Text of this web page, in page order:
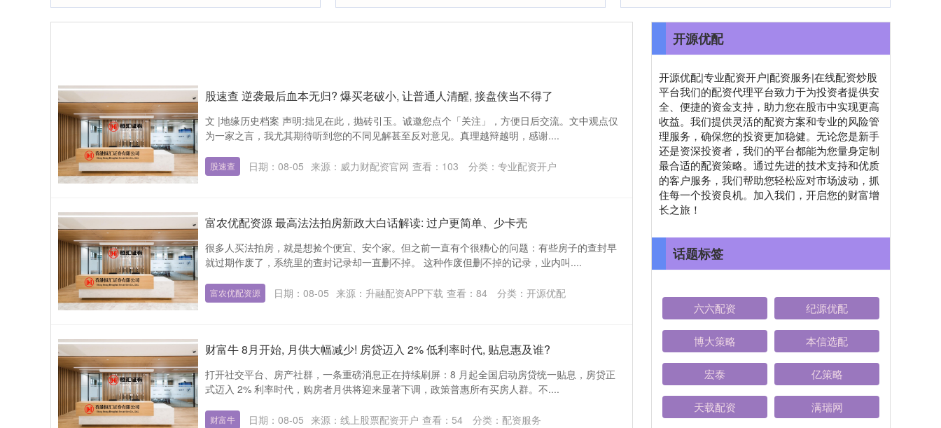
股速查 逆袭最后血本无归? 爆买老破小, 让普通人清醒, 接盘侠当不得了
文 |地缘历史档案 声明:拙见在此，抛砖引玉。诚邀您点个「关注」，方便日后交流。文中观点仅
为一家之言，我尤其期待听到您的不同见解甚至反对意见。真理越辩越明，感谢....
股速查 日期：08-05 来源：威力财配资官网 查看： 103 分类： 专业配资开户
富农优配资源 最高法法拍房新政大白话解读: 过户更简单、少卡壳
很多人买法拍房，就是想捡个便宜、安个家。但之前一直有个很糟心的问题：有些房子的查封早
就过期作废了，系统里的查封记录却一直删不掉。 这种作废但删不掉的记录，业内叫....
富农优配资源 日期：08-05 来源：升融配资APP下载 查看： 84 分类： 开源优配
财富牛 8月开始, 月供大幅减少! 房贷迈入 2% 低利率时代, 贴息惠及谁?
打开社交平台、房产社群，一条重磅消息正在持续刷屏：8 月起全国启动房贷统一贴息，房贷正
式迈入 2% 利率时代，购房者月供将迎来显著下调，政策普惠所有买房人群。不....
财富牛 日期：08-05 来源：线上股票配资开户 查看： 54 分类： 配资服务
开源优配
开源优配|专业配资开户|配资服务|在线配资炒股
平台我们的配资代理平台致力于为投资者提供安
全、便捷的资金支持，助力您在股市中实现更高
收益。我们提供灵活的配资方案和专业的风险管
理服务，确保您的投资更加稳健。无论您是新手
还是资深投资者，我们的平台都能为您量身定制
最合适的配资策略。通过先进的技术支持和优质
的客户服务，我们帮助您轻松应对市场波动，抓
住每一个投资良机。加入我们，开启您的财富增
长之旅！
话题标签
六六配资 纪源优配
博大策略 本信选配
宏泰 亿策略
天载配资 满瑞网